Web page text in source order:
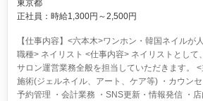
東京都
正社員：時給1,300円～2,500円
【仕事内容】<六本木>ワンホン・韓国ネイルが
職種> ネイリスト <仕事内容> ネイリストとして
サロン運営業務全般を担当していただきます。
施術(ジェルネイル、アート、ケア等) ・カウン
予約管理 ・会計業務 ・SNS更新・情報発信 ・店